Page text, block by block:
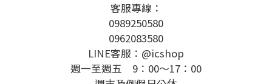
客服專線：
0989250580
0962083580
LINE客服：@icshop
週一至週五 9：00～17：00